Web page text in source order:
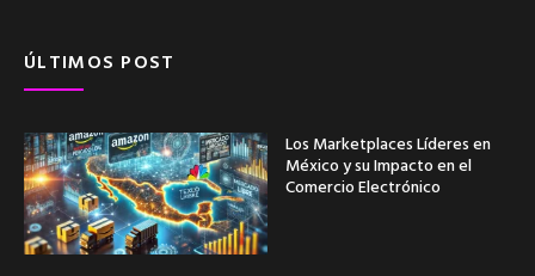
ÚLTIMOS POST
Los Marketplaces Líderes en
México y su Impacto en el
Comercio Electrónico